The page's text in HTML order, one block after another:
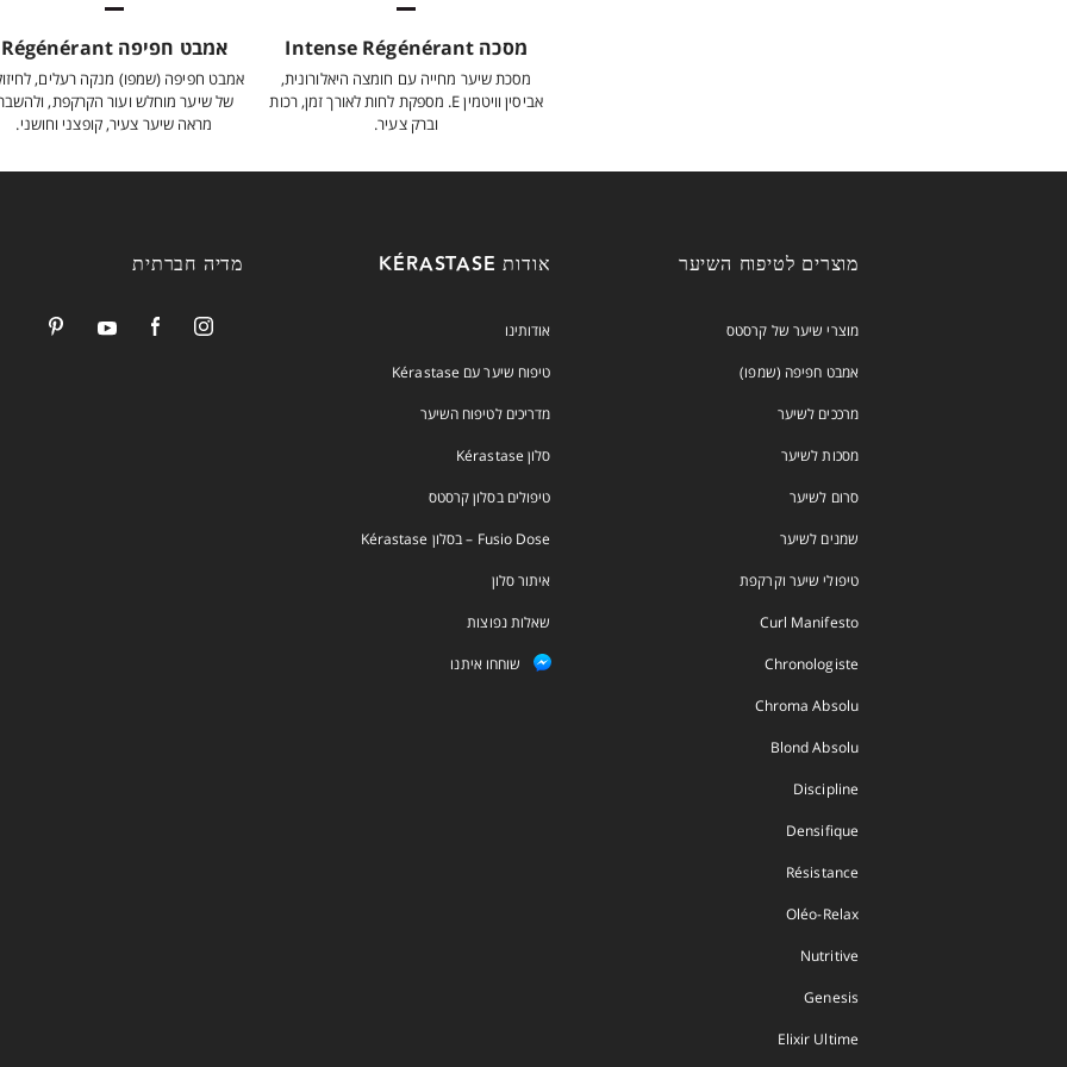
מסכה Intense Régénérant
מסכת שיער מחייה עם חומצה היאלורונית,
אביסין וויטמין E. מספקת לחות לאורך זמן, רכות
וברק צעיר.
אמבט חפיפה Régénérant
אמבט חפיפה (שמפו) מנקה רעלים,
של שיער מוחלש ועור הקרקפת,
מראה שיער צעיר, קופצני וחושני.
מוצרים לטיפוח השיער
מוצרי שיער של קרסטס
אמבט חפיפה (שמפו)
מרככים לשיער
מסכות לשיער
סרום לשיער
שמנים לשיער
טיפולי שיער וקרקפת
Curl Manifesto
Chronologiste
Chroma Absolu
Blond Absolu
Discipline
Densifique
Résistance
Oléo-Relax
Nutritive
Genesis
Elixir Ultime
אודות KÉRASTASE
אודותינו
טיפוח שיער עם Kérastase
מדריכים לטיפוח השיער
סלון Kérastase
טיפולים בסלון קרסטס
Fusio Dose – בסלון Kérastase
איתור סלון
שאלות נפוצות
שוחחו איתנו
מדיה חברתית